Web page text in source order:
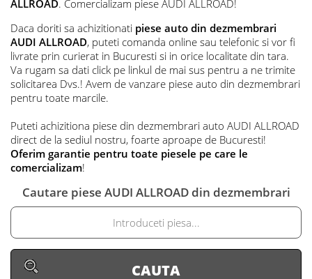
Vand usa dreapta fata portiera dr AUDI ALLROAD
din dezmembrari
Turbina AUDI ALLROAD
Grupa piese: Anexe motor